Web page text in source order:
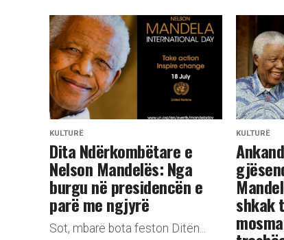
KULTURË
Dita Ndërkombëtare e
Nelson Mandelës: Nga
burgu në presidencën e
parë me ngjyrë
Sot, mbarë bota feston Ditën...
KULTURË
shkak